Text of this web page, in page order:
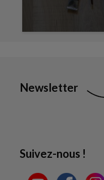
Newsletter
Suivez-nous !